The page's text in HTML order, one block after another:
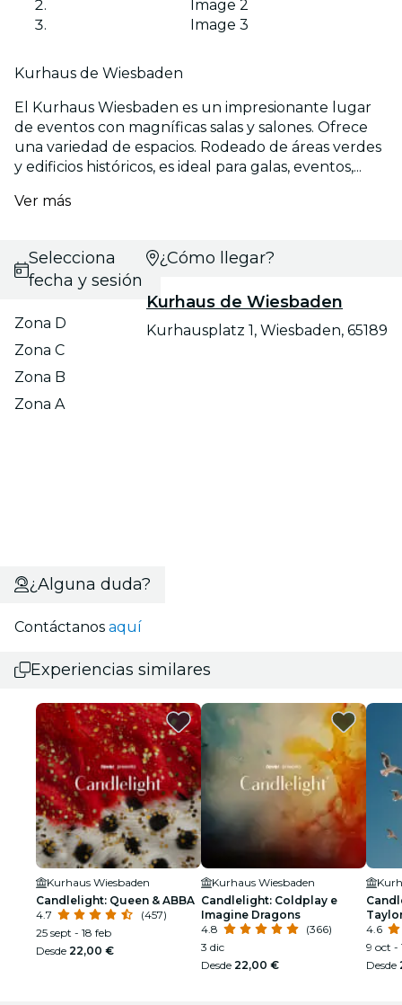
Image 2
Image 3
Kurhaus de Wiesbaden
El Kurhaus Wiesbaden es un impresionante lugar
de eventos con magníficas salas y salones. Ofrece
una variedad de espacios. Rodeado de áreas verdes
y edificios históricos, es ideal para galas, eventos,...
Ver más
Selecciona
fecha y sesión
Zona D
Zona C
Zona B
Zona A
¿Cómo llegar?
Kurhaus de Wiesbaden
Kurhausplatz 1, Wiesbaden, 65189
¿Alguna duda?
Contáctanos aquí
Experiencias similares
Kurhaus Wiesbaden
Candlelight: Queen & ABBA
4.7
(457)
25 sept - 18 feb
Desde 22,00 €
Kurhaus Wiesbaden
Candlelight: Coldplay e
Imagine Dragons
4.8
(366)
3 dic
Desde 22,00 €
4.6
9 oct -
Desde